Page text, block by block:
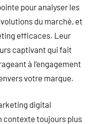
pour analyser les
du marché, et
efficaces. Leur
captivant qui fait
à l’engagement
votre marque.
digital
contexte toujours plus